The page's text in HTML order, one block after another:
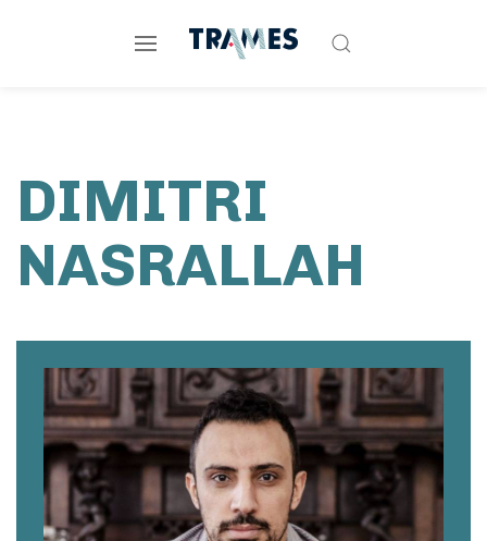
DIMITRI
NASRALLAH